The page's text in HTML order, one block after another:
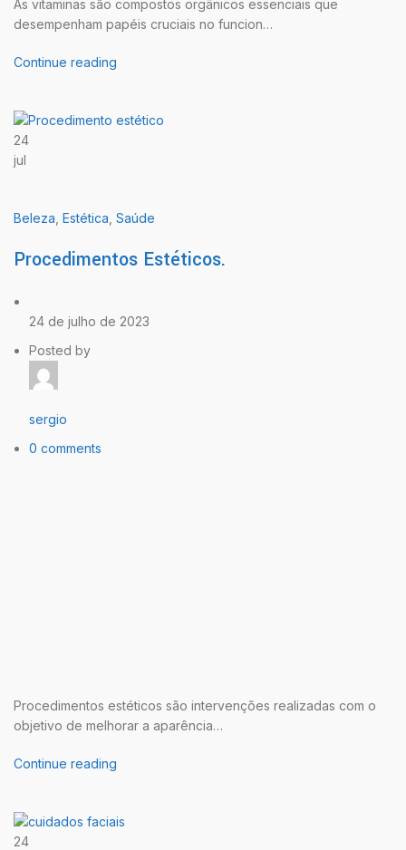
As vitaminas são compostos orgânicos essenciais que
desempenham papéis cruciais no funcion…
Continue reading
24
jul
Beleza Estética Saúde
Procedimentos Estéticos.
24 de julho de 2023
Posted by
sergio
0 comments
Procedimentos estéticos são intervenções realizadas com o
objetivo de melhorar a aparência…
Continue reading
24